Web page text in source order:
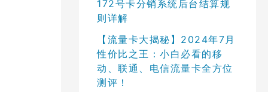
172号卡分销系统后台结算规
则详解
【流量卡大揭秘】2024年7月
性价比之王：小白必看的移
动、联通、电信流量卡全方位
测评！